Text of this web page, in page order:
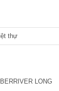
thự
LONG